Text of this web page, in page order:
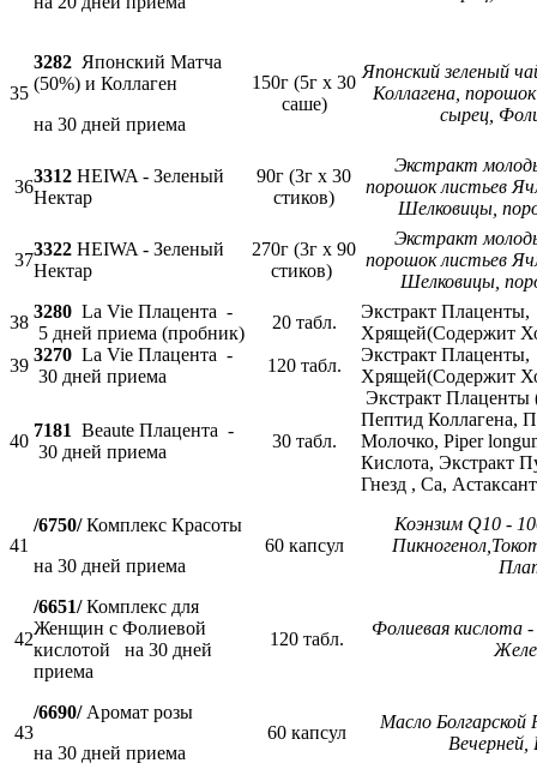
35
3282 Японский Матча
(50%) и Коллаген
на 30 дней приема
150г (5г х 30
саше)
Японский зеленый
Коллагена,
сырец,
36
3312 HEIWA - Зеленый
Нектар
90г (3г х 30
стиков)
Экстракт
порошок листьев
Шелковицы,
37
3322 HEIWA - Зеленый
Нектар
270г (3г х 90
стиков)
Экстракт
порошок листьев
Шелковицы,
38
3280 La Vie Плацента -
5 дней приема (пробник)
20 табл.
Экстракт
Хрящей(Содержит
39
3270 La Vie Плацента -
30 дней приема
120 табл.
Экстракт
Хрящей(Содержит
40
7181 Beaute Плацента -
30 дней приема
30 табл.
Экстракт Плаценты
Пептид Коллагена,
Молочко, Piper
Кислота, Экстракт
Гнезд , Са,
41
/6750/Комплекс Красоты
на 30 дней приема
60 капсул
Коэнзим Q10 -
42
/6651/Комплекс для
Женщин с Фолиевой
кислотой на 30 дней
приема
120 табл.
Фолиевая кислота
43
/6690/Аромат розы
на 30 дней приема
60 капсул
Масло